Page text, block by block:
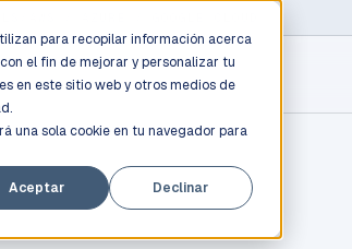
para recopilar información acerca
el fin de mejorar y personalizar tu
en este sitio web y otros medios de
una sola cookie en tu navegador para
Aceptar
Declinar